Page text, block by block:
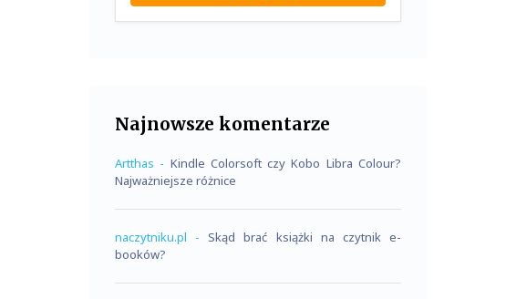
Najnowsze komentarze
Artthas - Kindle Colorsoft czy Kobo Libra Colour?
Najważniejsze różnice
naczytniku.pl - Skąd brać książki na czytnik e-
booków?